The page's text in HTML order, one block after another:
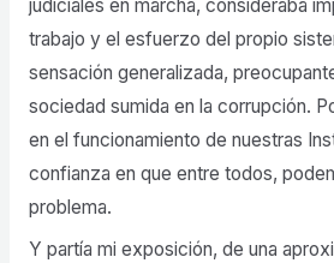
judiciales en marcha, consideraba
trabajo y el esfuerzo del propio
sensación generalizada,
sociedad sumida en la corrupción.
en el funcionamiento de nuestras
confianza en que entre todos,
problema.
Y partía mi exposición, de una